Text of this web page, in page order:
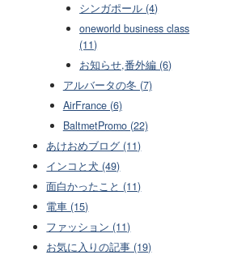
シンガポール (4)
oneworld business class
(11)
お知らせ,番外編 (6)
アルバータの冬 (7)
AirFrance (6)
BaltmetPromo (22)
あけおめブログ (11)
インコと犬 (49)
面白かったこと (11)
電車 (15)
ファッション (11)
お気に入りの記事 (19)